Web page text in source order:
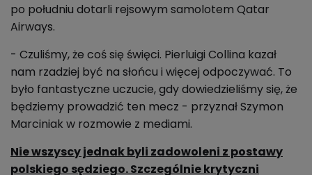
po południu dotarli rejsowym samolotem Qatar
Airways.
- Czuliśmy, że coś się święci. Pierluigi Collina kazał
nam rzadziej być na słońcu i więcej odpoczywać. To
było fantastyczne uczucie, gdy dowiedzieliśmy się, że
będziemy prowadzić ten mecz - przyznał Szymon
Marciniak w rozmowie z mediami.
Nie wszyscy jednak byli zadowoleni z postawy
polskiego sędziego. Szczególnie krytyczni